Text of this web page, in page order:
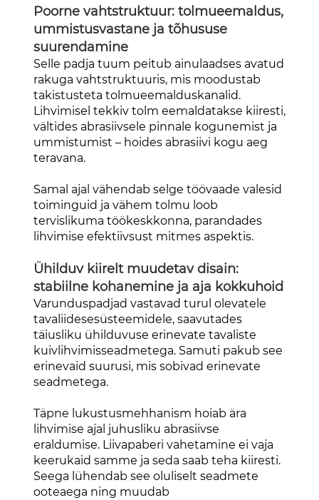
Poorne vahtstruktuur: tolmueemaldus,
ummistusvastane ja tõhususe
suurendamine
Selle padja tuum peitub ainulaadses avatud
rakuga vahtstruktuuris, mis moodustab
takistusteta tolmueemalduskanalid.
Lihvimisel tekkiv tolm eemaldatakse kiiresti,
vältides abrasiivsele pinnale kogunemist ja
ummistumist – hoides abrasiivi kogu aeg
teravana.
Samal ajal vähendab selge töövaade valesid
toiminguid ja vähem tolmu loob
tervislikuma töökeskkonna, parandades
lihvimise efektiivsust mitmes aspektis.
Ühilduv kiirelt muudetav disain:
stabiilne kohanemine ja aja kokkuhoid
Varunduspadjad vastavad turul olevatele
tavaliidesesüsteemidele, saavutades
täiusliku ühilduvuse erinevate tavaliste
kuivlihvimisseadmetega. Samuti pakub see
erinevaid suurusi, mis sobivad erinevate
seadmetega.
Täpne lukustusmehhanism hoiab ära
lihvimise ajal juhusliku abrasiivse
eraldumise. Liivapaberi vahetamine ei vaja
keerukaid samme ja seda saab teha kiiresti.
Seega lühendab see oluliselt seadmete
ooteaega ning muudab